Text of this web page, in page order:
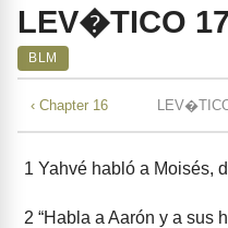
LEV�TICO 17
BLM
‹ Chapter 16
1 Yahvé habló a Moisés,
2 “Habla a Aarón y a sus